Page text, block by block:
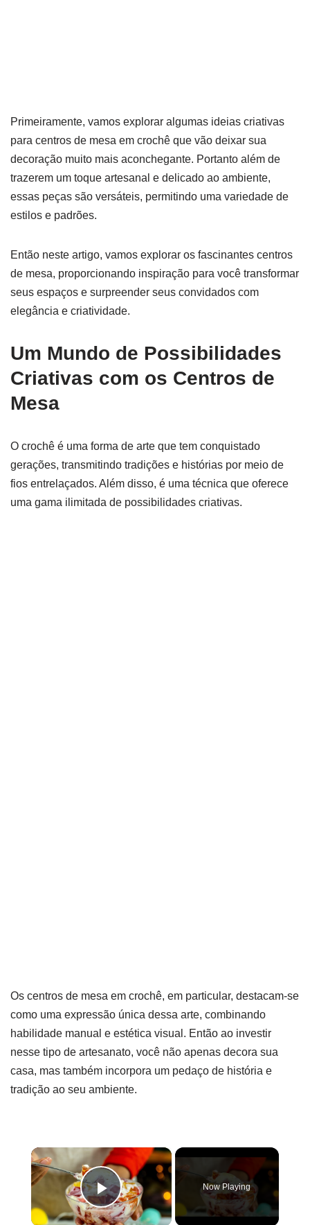
Primeiramente, vamos explorar algumas ideias criativas
para centros de mesa em crochê que vão deixar sua
decoração muito mais aconchegante. Portanto além de
trazerem um toque artesanal e delicado ao ambiente,
essas peças são versáteis, permitindo uma variedade de
estilos e padrões.
Então neste artigo, vamos explorar os fascinantes centros
de mesa, proporcionando inspiração para você transformar
seus espaços e surpreender seus convidados com
elegância e criatividade.
Um Mundo de Possibilidades
Criativas com os Centros de
Mesa
O crochê é uma forma de arte que tem conquistado
gerações, transmitindo tradições e histórias por meio de
fios entrelaçados. Além disso, é uma técnica que oferece
uma gama ilimitada de possibilidades criativas.
Os centros de mesa em crochê, em particular, destacam-se
como uma expressão única dessa arte, combinando
habilidade manual e estética visual. Então ao investir
nesse tipo de artesanato, você não apenas decora sua
casa, mas também incorpora um pedaço de história e
tradição ao seu ambiente.
×
Play Video
Now Playing